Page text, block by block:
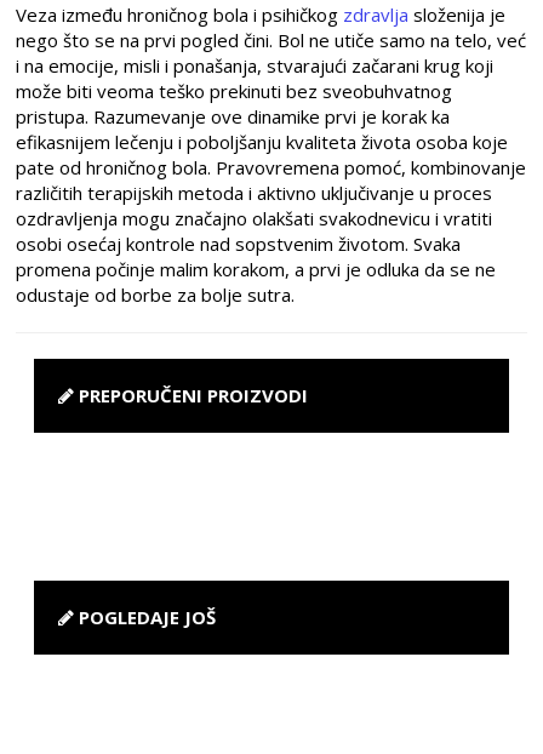
Veza između hroničnog bola i psihičkog zdravlja složenija je
nego što se na prvi pogled čini. Bol ne utiče samo na telo, već
i na emocije, misli i ponašanja, stvarajući začarani krug koji
može biti veoma teško prekinuti bez sveobuhvatnog
pristupa. Razumevanje ove dinamike prvi je korak ka
efikasnijem lečenju i poboljšanju kvaliteta života osoba koje
pate od hroničnog bola. Pravovremena pomoć, kombinovanje
različitih terapijskih metoda i aktivno uključivanje u proces
ozdravljenja mogu značajno olakšati svakodnevicu i vratiti
osobi osećaj kontrole nad sopstvenim životom. Svaka
promena počinje malim korakom, a prvi je odluka da se ne
odustaje od borbe za bolje sutra.
PREPORUČENI PROIZVODI
POGLEDAJE JOŠ